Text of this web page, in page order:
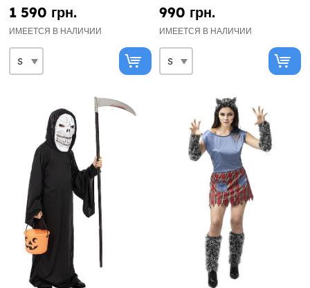
1 590 грн.
ИМЕЕТСЯ В НАЛИЧИИ
990 грн.
ИМЕЕТСЯ В НАЛИЧИИ